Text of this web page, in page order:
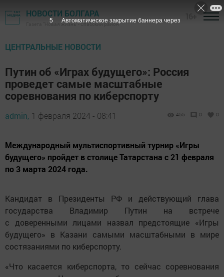
НОВОСТИ БОЛГАРА
Газета "Новая жизнь" - Спасский район
ЦЕНТРАЛЬНЫЕ НОВОСТИ
Путин об «Играх будущего»: Россия
проведет самые масштабные
соревнования по киберспорту
admin, 1 февраля 2024 - 08:41 455 0 0
Международный мультиспортивный турнир «Игры
будущего» пройдет в столице Татарстана с 21 февраля
по 3 марта 2024 года.
Кандидат в Президенты РФ и действующий глава
государства Владимир Путин на встрече
с доверенными лицами назвал предстоящие «Игры
будущего» в Казани самыми масштабными в мире
состязаниями по киберспорту.
«Что касается киберспорта, то сейчас соревнования
4 Автоматическое закрытие баннера через